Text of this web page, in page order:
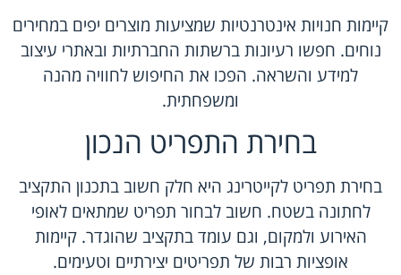
קיימות חנויות אינטרנטיות שמציעות מוצרים יפים במחירים
נוחים. חפשו רעיונות ברשתות החברתיות ובאתרי עיצוב
למידע והשראה. הפכו את החיפוש לחוויה מהנה
ומשפחתית.
בחירת התפריט הנכון
בחירת תפריט לקייטרינג היא חלק חשוב בתכנון התקציב
לחתונה בשטח. חשוב לבחור תפריט שמתאים לאופי
האירוע ולמקום, וגם עומד בתקציב שהוגדר. קיימות
אופציות רבות של תפריטים יצירתיים וטעימים.